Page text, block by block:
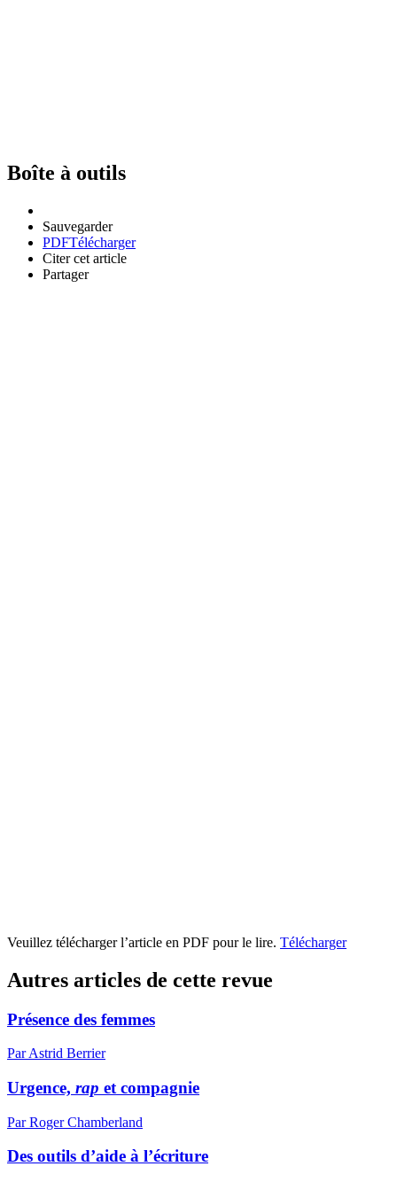
Boîte à outils
Sauvegarder
PDFTélécharger
Citer cet article
Partager
Veuillez télécharger l’article en PDF pour le lire. Télécharger
Autres articles de cette revue
Présence des femmes
Par Astrid Berrier
Urgence, rap et compagnie
Par Roger Chamberland
Des outils d’aide à l’écriture